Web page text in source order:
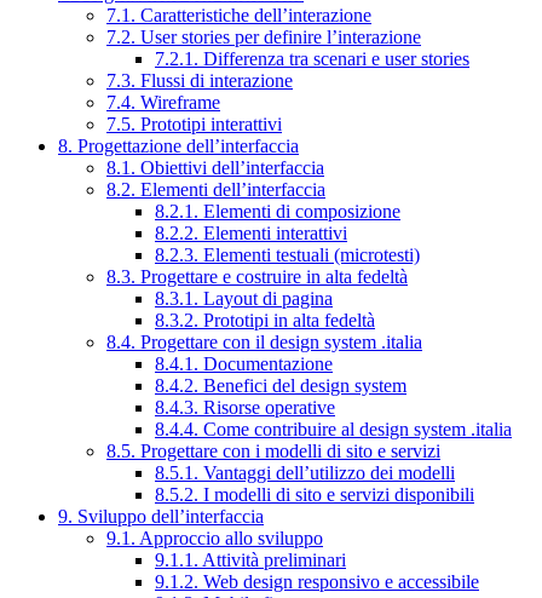
7.1. Caratteristiche dell’interazione
7.2. User stories per definire l’interazione
7.2.1. Differenza tra scenari e user stories
7.3. Flussi di interazione
7.4. Wireframe
7.5. Prototipi interattivi
8. Progettazione dell’interfaccia
8.1. Obiettivi dell’interfaccia
8.2. Elementi dell’interfaccia
8.2.1. Elementi di composizione
8.2.2. Elementi interattivi
8.2.3. Elementi testuali (microtesti)
8.3. Progettare e costruire in alta fedeltà
8.3.1. Layout di pagina
8.3.2. Prototipi in alta fedeltà
8.4. Progettare con il design system .italia
8.4.1. Documentazione
8.4.2. Benefici del design system
8.4.3. Risorse operative
8.4.4. Come contribuire al design system .italia
8.5. Progettare con i modelli di sito e servizi
8.5.1. Vantaggi dell’utilizzo dei modelli
8.5.2. I modelli di sito e servizi disponibili
9. Sviluppo dell’interfaccia
9.1. Approccio allo sviluppo
9.1.1. Attività preliminari
9.1.2. Web design responsivo e accessibile